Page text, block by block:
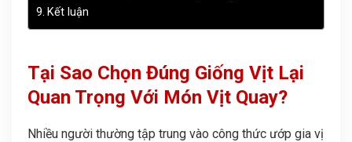
Kết luận
Tại Sao Chọn Đúng Giống Vịt Lại
Quan Trọng Với Món Vịt Quay?
Nhiều người thường tập trung vào công thức ướp gia vị